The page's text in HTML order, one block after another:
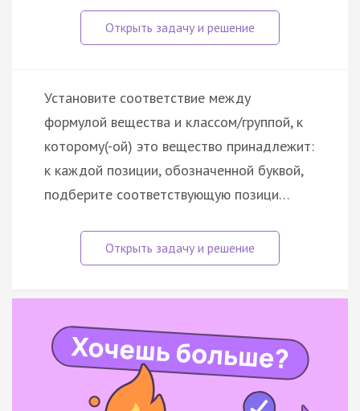
Установите соответствие между
формулой вещества и классом/группой, к
которому(-ой) это вещество принадлежит:
к каждой позиции, обозначенной буквой,
подберите соответствующую позици…